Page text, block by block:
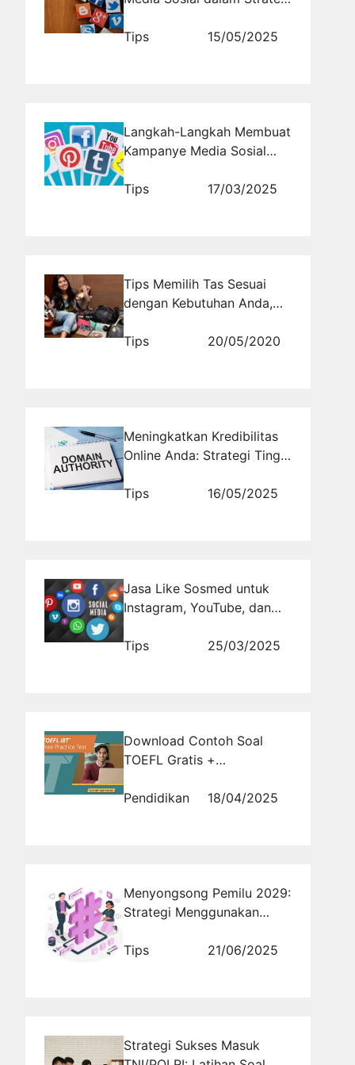
Temukan Solusinya di
Tips 15/05/2025
Langkah-Langkah Membuat
Kampanye Media Sosial
Konsisten
Tips 17/03/2025
Tips Memilih Tas Sesuai
dengan Kebutuhan Anda,
Tips
20/05/2020
Meningkatkan Kredibilitas
Online Anda: Strategi Tinggi
Tips
16/05/2025
Jasa Like Sosmed untuk
Instagram, YouTube, dan
Tips
25/03/2025
Download Contoh Soal
TOEFL Gratis +
Pendidikan
18/04/2025
Menyongsong Pemilu 2029:
Strategi Menggunakan
Tips
21/06/2025
Strategi Sukses Masuk